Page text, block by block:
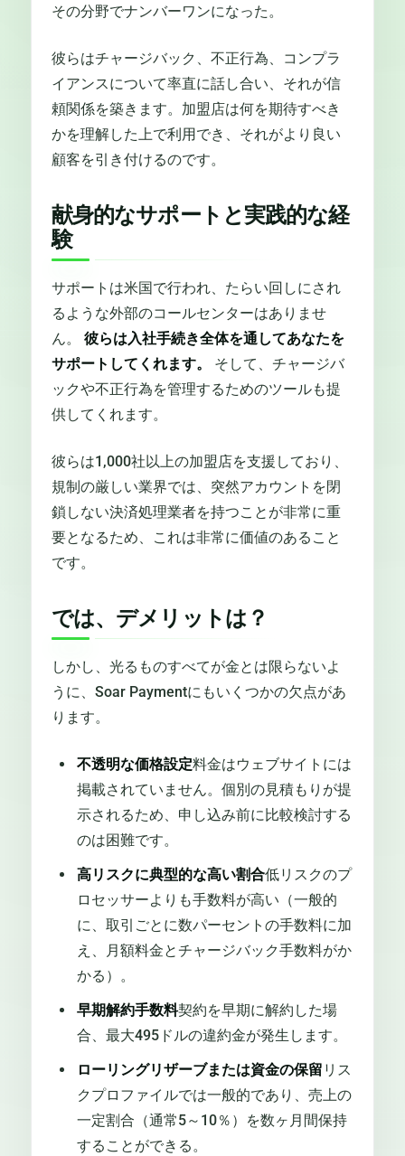
その分野でナンバーワンになった。
彼らはチャージバック、不正行為、コンプラ
イアンスについて率直に話し合い、それが信
頼関係を築きます。加盟店は何を期待すべき
かを理解した上で利用でき、それがより良い
顧客を引き付けるのです。
献身的なサポートと実践的な経
験
サポートは米国で行われ、たらい回しにされ
るような外部のコールセンターはありませ
ん。 彼らは入社手続き全体を通してあなたを
サポートしてくれます。
そして、チャージバ
ックや不正行為を管理するためのツールも提
供してくれます。
彼らは1,000社以上の加盟店を支援しており、
規制の厳しい業界では、突然アカウントを閉
鎖しない決済処理業者を持つことが非常に重
要となるため、これは非常に価値のあること
です。
では、デメリットは？
しかし、光るものすべてが金とは限らないよ
うに、Soar Paymentにもいくつかの欠点があ
ります。
不透明な価格設定料金はウェブサイトには
掲載されていません。個別の見積もりが提
示されるため、申し込み前に比較検討する
のは困難です。
高リスクに典型的な高い割合低リスクのプ
ロセッサーよりも手数料が高い（一般的
に、取引ごとに数パーセントの手数料に加
え、月額料金とチャージバック手数料がか
かる）。
早期解約手数料契約を早期に解約した場
合、最大495ドルの違約金が発生します。
ローリングリザーブまたは資金の保留 リス
クプロファイルでは一般的であり、売上の
一定割合（通常5～10％）を数ヶ月間保持
することができる。